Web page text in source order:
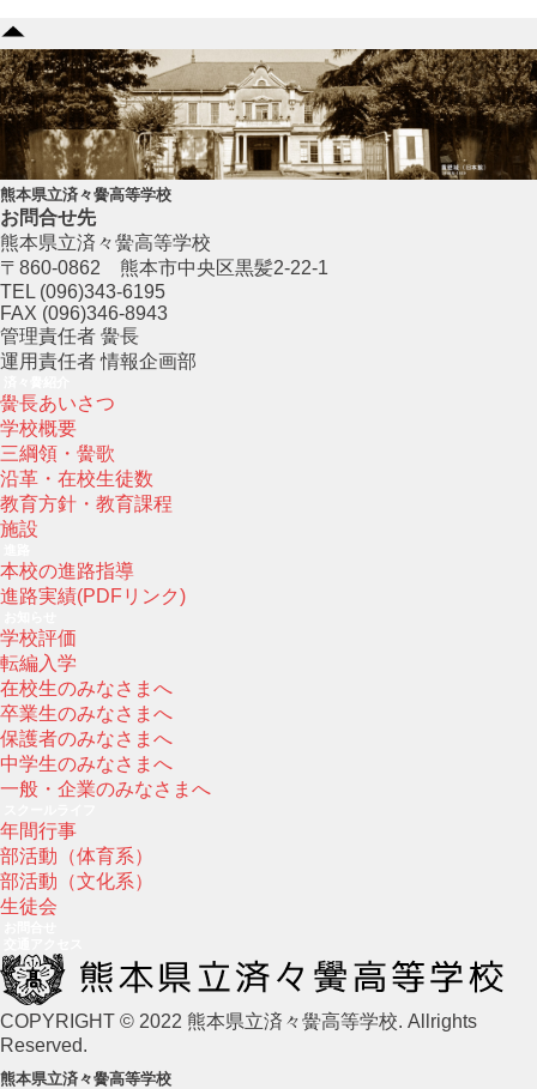
熊本県立済々黌高等学校
お問合せ先
熊本県立済々黌高等学校
〒860-0862 熊本市中央区黒髪2-22-1
TEL (096)343-6195
FAX (096)346-8943
管理責任者 黌長
運用責任者 情報企画部
黌長あいさつ
学校概要
三綱領・黌歌
沿革・在校生徒数
教育方針・教育課程
施設
本校の進路指導
進路実績(PDFリンク)
学校評価
転編入学
在校生のみなさまへ
卒業生のみなさまへ
保護者のみなさまへ
中学生のみなさまへ
一般・企業のみなさまへ
年間行事
部活動（体育系）
部活動（文化系）
生徒会
COPYRIGHT © 2022 熊本県立済々黌高等学校. Allrights
Reserved.
熊本県立済々黌高等学校